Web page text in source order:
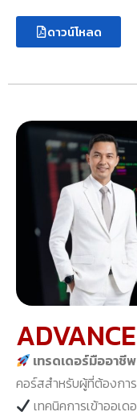
ดาวน์โหลด
เทรดเดอร์มืออาชี
คอร์สสำหรับผู้ที่ต้องกา
เทคนิคการเข้าออเ